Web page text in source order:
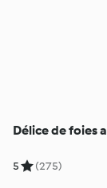
Délice de foies
5 (275)